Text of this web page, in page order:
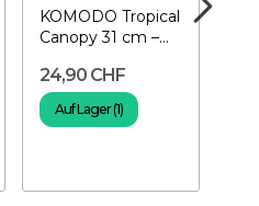
KOMODO Tropical
Canopy 31 cm –
Terrarium
24,90 CHF
Auf Lager (1)